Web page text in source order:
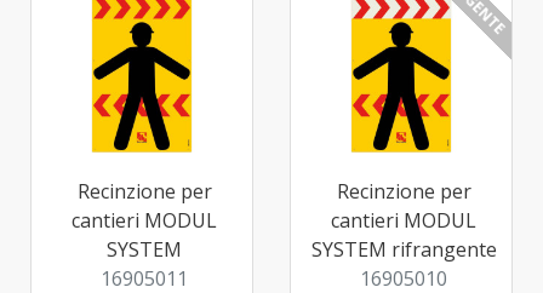
Recinzione per
cantieri MODUL
SYSTEM
16905011
Recinzione per
cantieri MODUL
SYSTEM rifrangente
16905010